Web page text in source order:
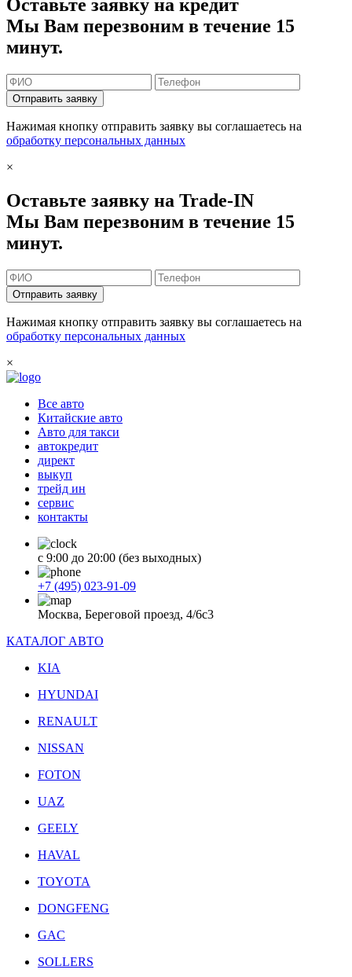
Оставьте заявку на кредит
Мы Вам перезвоним в течение 15
минут.
Отправить заявку
Нажимая кнопку отправить заявку вы соглашаетесь на
обработку персональных данных
×
Оставьте заявку на Trade-IN
Мы Вам перезвоним в течение 15
минут.
Отправить заявку
Нажимая кнопку отправить заявку вы соглашаетесь на
обработку персональных данных
×
Все авто
Китайские авто
Авто для такси
автокредит
директ
выкуп
трейд ин
сервис
контакты
с 9:00 до 20:00 (без выходных)
+7 (495) 023-91-09
Москва, Береговой проезд, 4/6с3
КАТАЛОГ АВТО
KIA
HYUNDAI
RENAULT
NISSAN
FOTON
UAZ
GEELY
HAVAL
TOYOTA
DONGFENG
GAC
SOLLERS